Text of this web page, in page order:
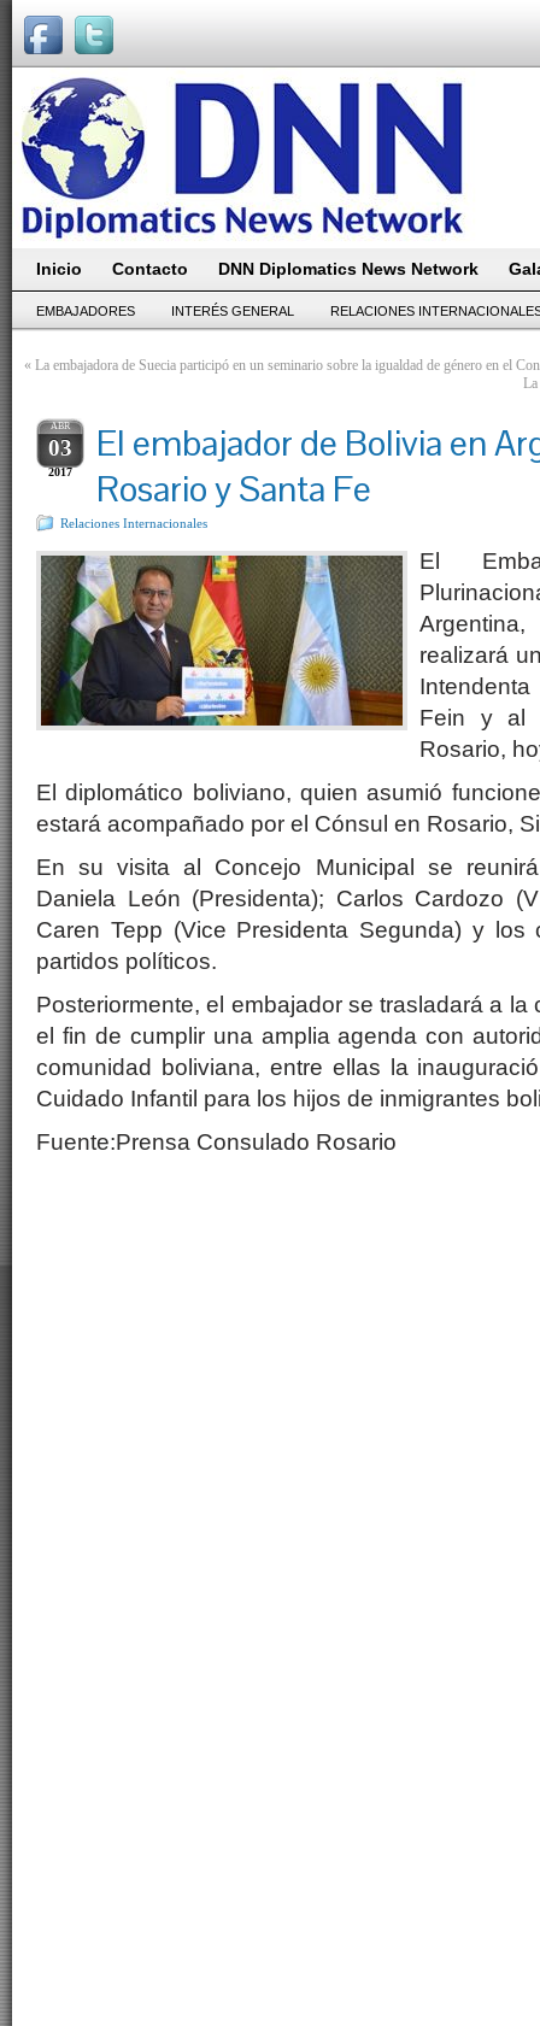
Inicio Contacto DNN Diplomatics News Network
EMBAJADORES INTERÉS GENERAL RELACIONES
« La embajadora de Suecia participó en un seminario sobre la igualdad de género en el
La
ABR
03
2017
El embajador de Bolivia en
Rosario y Santa Fe
Relaciones Internacionales
El
realizará
Fein y al
Rosario,
El diplomático boliviano, quien asumió
estará acompañado por el Cónsul en Rosario,
En su visita al Concejo Municipal se
Daniela León (Presidenta); Carlos Cardozo
Caren Tepp (Vice Presidenta Segunda) y los
partidos políticos.
Posteriormente, el embajador se trasladará a
el fin de cumplir una amplia agenda con
comunidad boliviana, entre ellas la
Cuidado Infantil para los hijos de inmigrantes
Fuente:Prensa Consulado Rosario